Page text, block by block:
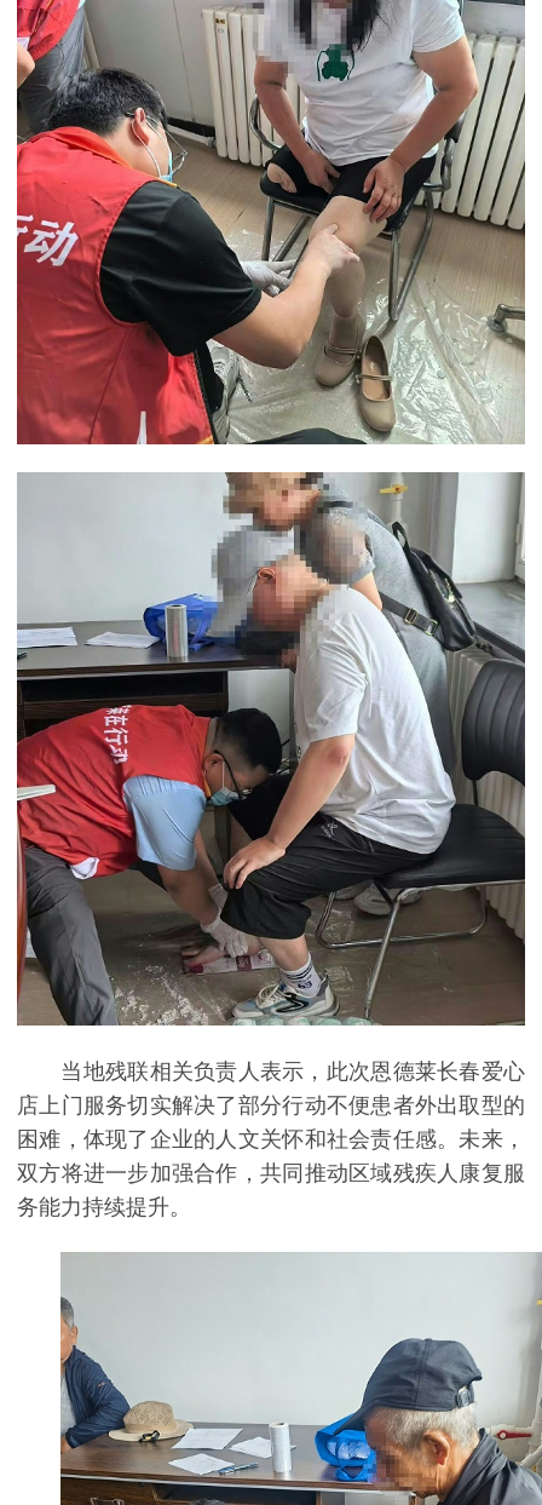
当地残联相关负责人表示，此次恩德莱长春爱心
店上门服务切实解决了部分行动不便患者外出取型的
困难，体现了企业的人文关怀和社会责任感。未来，
双方将进一步加强合作，共同推动区域残疾人康复服
务能力持续提升。